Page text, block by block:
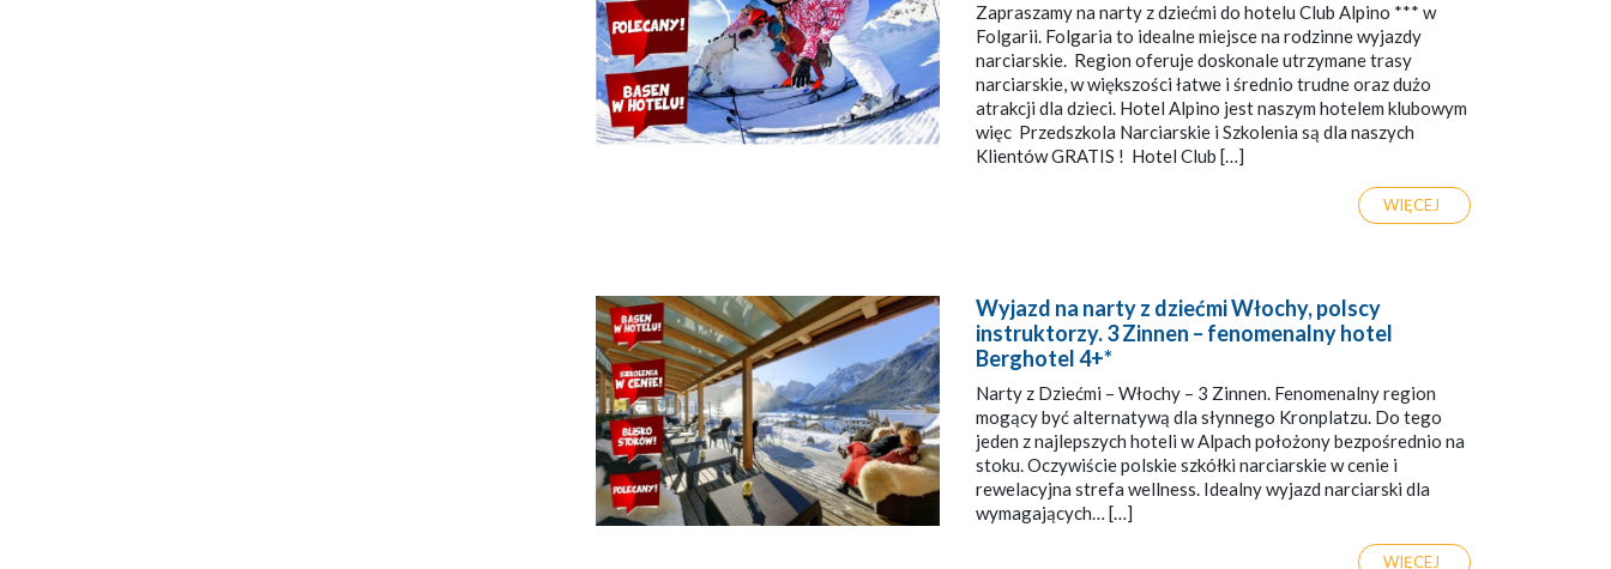
Zapraszamy na narty z dziećmi do hotelu Club Alpino *** w
Folgarii. Folgaria to idealne miejsce na rodzinne wyjazdy
narciarskie. Region oferuje doskonale utrzymane trasy
narciarskie, w większości łatwe i średnio trudne oraz dużo
atrakcji dla dzieci. Hotel Alpino jest naszym hotelem klubowym
więc Przedszkola Narciarskie i Szkolenia są dla naszych
Klientów GRATIS ! Hotel Club […]
WIĘCEJ
Wyjazd na narty z dziećmi Włochy, polscy
instruktorzy. 3 Zinnen – fenomenalny hotel
Berghotel 4+*
Narty z Dziećmi – Włochy – 3 Zinnen. Fenomenalny region
mogący być alternatywą dla słynnego Kronplatzu. Do tego
jeden z najlepszych hoteli w Alpach położony bezpośrednio na
stoku. Oczywiście polskie szkółki narciarskie w cenie i
rewelacyjna strefa wellness. Idealny wyjazd narciarski dla
wymagających… […]
WIĘCEJ